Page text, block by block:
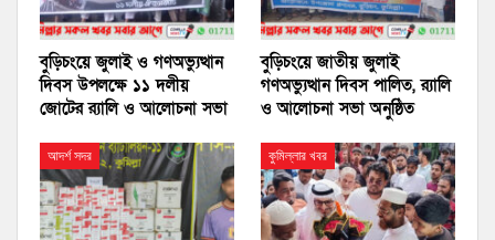
বুড়িচংয়ে জুলাই ও গণঅভ্যুত্থান
দিবস উপলক্ষে ১১ দলীয়
জোটের র‍্যালি ও আলোচনা সভা
বুড়িচংয়ে জাতীয় জুলাই
গণঅভ্যুত্থান দিবস পালিত, র‍্যালি
ও আলোচনা সভা অনুষ্ঠিত
আদর্শ সদর কুমিল্লার খবর